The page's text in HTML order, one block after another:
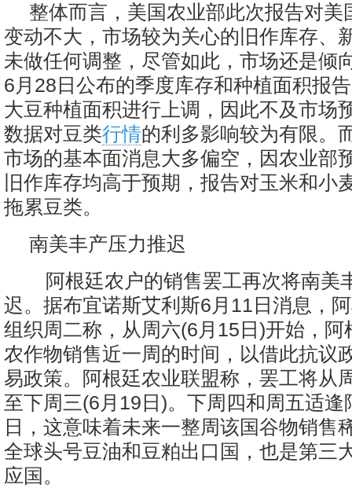
整体而言，美国农业部此次报告对美
变动不大，市场较为关心的旧作库存、
未做任何调整，尽管如此，市场还是倾
6月28日公布的季度库存和种植面积报
大豆种植面积进行上调，因此不及市场
数据对豆类行情的利多影响较为有限。
市场的基本面消息大多偏空，因农业部
旧作库存均高于预期，报告对玉米和小
拖累豆类。
南美丰产压力推迟
阿根廷农户的销售罢工再次将南美
迟。据布宜诺斯艾利斯6月11日消息，
组织周二称，从周六(6月15日)开始，阿
农作物销售近一周的时间，以借此抗议
易政策。阿根廷农业联盟称，罢工将从
至下周三(6月19日)。下周四和周五适逢
日，这意味着未来一整周该国谷物销售
全球头号豆油和豆粕出口国，也是第三
应国。